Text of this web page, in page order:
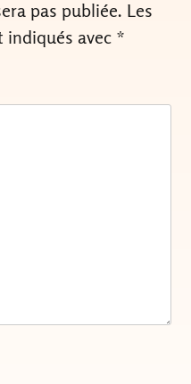
pas publiée. Les
indiqués avec *